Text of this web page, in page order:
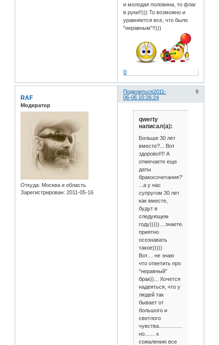
и молодая половина, то флаг
в руки!!))) То возможно и
уравняется все, что было
"неравным"!!)))
0
Поделиться 9
2011-
06-06 10:26:24
RAF
Модератор
Откуда: Москва и область
Зарегистрирован: 2011-05-16
qwerty
написал(а):
Больше 30 лет
вместе?... Вот
здорово!!!! А
отмечаете еще
даты
бракосочетания??
...а у нас
супругом 30 лет
как вместе,
будут в
следующем
году)))))....знаете.....
приятно
осознавать
такое)))))
Вот.... не знаю
что ответить про
"неравный"
брак))... Хочется
надеяться, что у
людей так
бывает от
большого и
светлого
чувства..................
но....... к
сожалению все